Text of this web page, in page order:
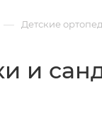
— Детские
и